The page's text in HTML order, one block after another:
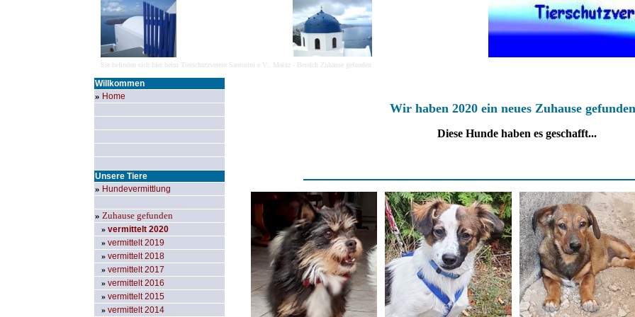
Siebefinden sich hier beim Tierschutzverein Santorini e.V., Mainz - Bereich Zuhause gefunden
Willkommen
» Home
Unsere Tiere
» Hundevermittlung
» Zuhause gefunden
» vermittelt 2020
» vermittelt 2019
» vermittelt 2018
» vermittelt 2017
» vermittelt 2016
» vermittelt 2015
» vermittelt 2014
Wir haben 2020 ein neues Zuhause
Diese Hunde haben es geschafft...